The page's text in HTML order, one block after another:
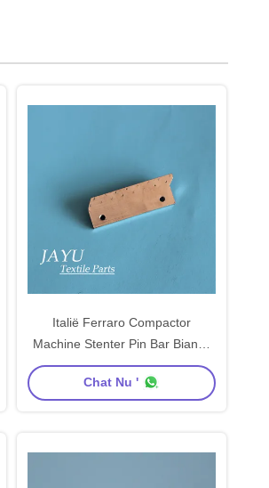
Italië Ferraro Compactor
Machine Stenter Pin Bar Bianco
Naaldplaat Koperen Bar SS CS
Naaldmateriaal
Chat Nu '